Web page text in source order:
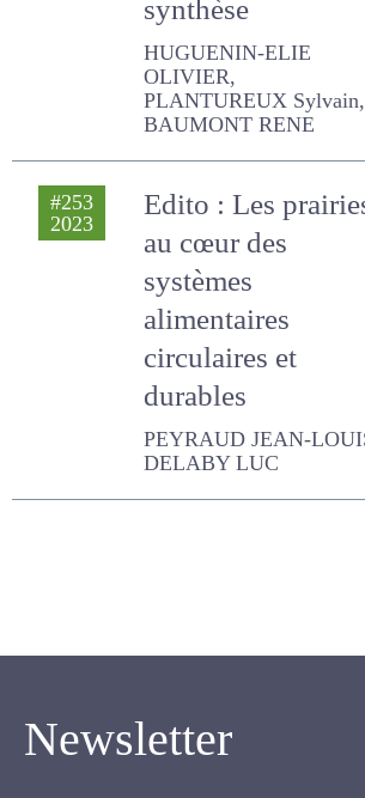
HUGUENIN-ELIE OLIVIER,
PLANTUREUX Sylvain,
BAUMONT RENE
2023
Edito : Les prairies
systèmes
alimentaires
circulaires et
durables
PEYRAUD JEAN-LOUIS,
DELABY LUC
Newsletter
Inscrivez-vous pour recevoir notre